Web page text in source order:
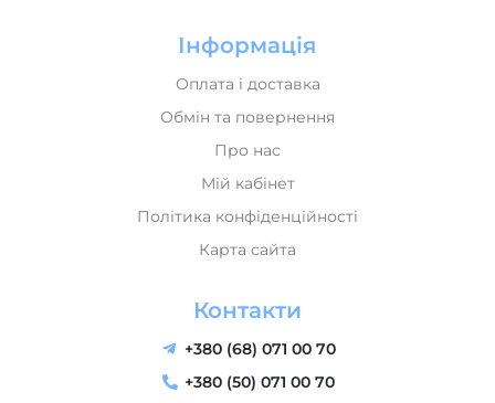
Інформація
Оплата і доставка
Обмін та повернення
Про нас
Мій кабінет
Політика конфіденційності
Карта сайта
Контакти
+380 (68) 071 00 70
+380 (50) 071 00 70